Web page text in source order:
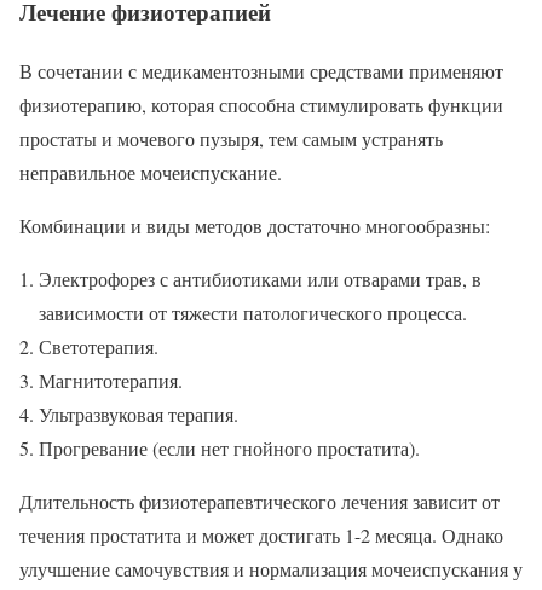
Лечение физиотерапией
В сочетании с медикаментозными средствами применяют
физиотерапию, которая способна стимулировать функции
простаты и мочевого пузыря, тем самым устранять
неправильное мочеиспускание.
Комбинации и виды методов достаточно многообразны:
Электрофорез с антибиотиками или отварами трав, в
зависимости от тяжести патологического процесса.
Светотерапия.
Магнитотерапия.
Ультразвуковая терапия.
Прогревание (если нет гнойного простатита).
Длительность физиотерапевтического лечения зависит от
течения простатита и может достигать 1-2 месяца. Однако
улучшение самочувствия и нормализация мочеиспускания у